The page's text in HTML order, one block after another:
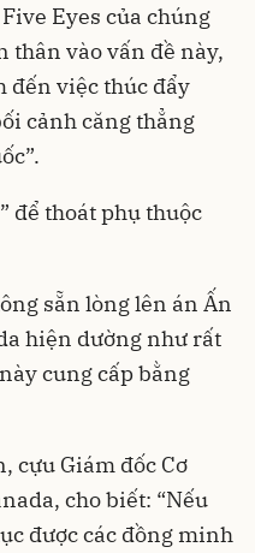
Eyes của chúng
thân vào vấn đề này,
đến việc thúc đẩy
cảnh căng thẳng
để thoát phụ thuộc
sẵn lòng lên án Ấn
hiện dường như rất
cung cấp bằng
cựu Giám đốc Cơ
cho biết: “Nếu
được các đồng minh